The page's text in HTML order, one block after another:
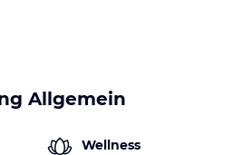
Allgemein
Wellness